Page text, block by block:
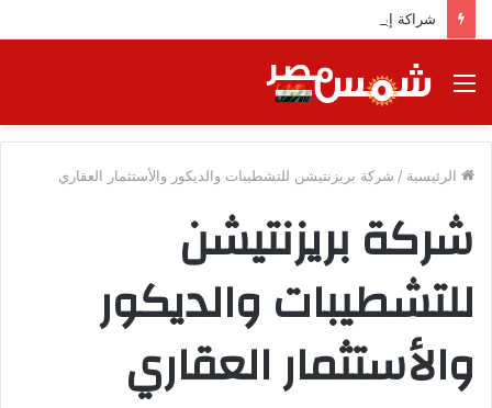
شراكة إيجي تاورز مع استاكوزا.. خطوة جديدة نحو استثمار أقوى
القائمة
الرئيسية / شركة بريزنتيشن للتشطيبات والديكور والأستثمار العقاري
شركة بريزنتيشن
للتشطيبات والديكور
والأستثمار العقاري